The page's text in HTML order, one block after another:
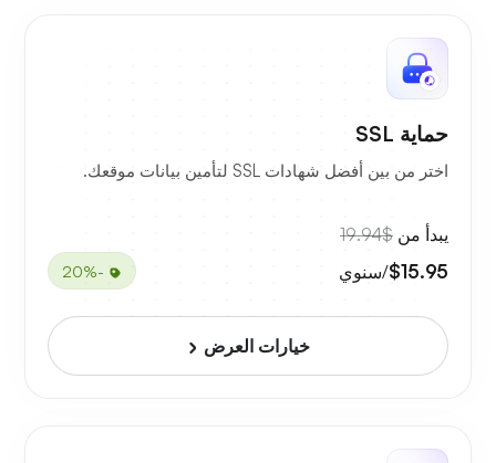
حماية SSL
اختر من بين أفضل شهادات SSL لتأمين بيانات موقعك.
يبدأ من $19.94
$15.95/سنوي -20%
خيارات العرض